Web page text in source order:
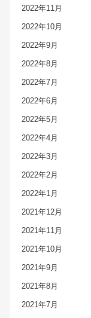
2022年11月
2022年10月
2022年9月
2022年8月
2022年7月
2022年6月
2022年5月
2022年4月
2022年3月
2022年2月
2022年1月
2021年12月
2021年11月
2021年10月
2021年9月
2021年8月
2021年7月